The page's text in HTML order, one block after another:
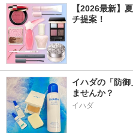
【2026最新】
チ提案！
イハダの「防
ませんか？
イハダ